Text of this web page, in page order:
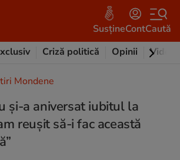
SusțineContCaută
Criză politică Opinii Video
Mondene
și-a aniversat iubitul la
reușit să-i fac această